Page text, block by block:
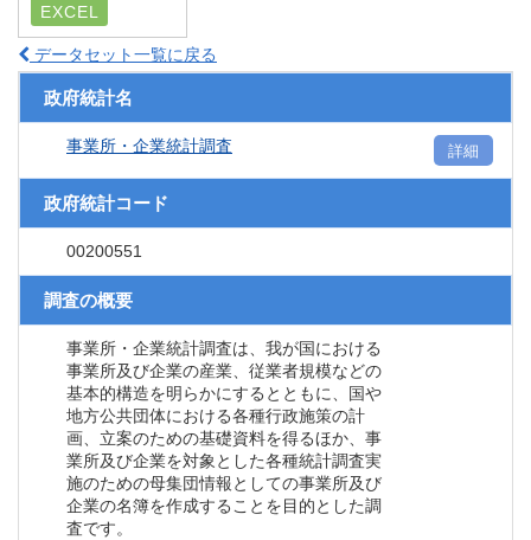
EXCEL
データセット一覧に戻る
政府統計名
事業所・企業統計調査 詳細
政府統計コード
00200551
調査の概要
事業所・企業統計調査は、我が国における
事業所及び企業の産業、従業者規模などの
基本的構造を明らかにするとともに、国や
地方公共団体における各種行政施策の計
画、立案のための基礎資料を得るほか、事
業所及び企業を対象とした各種統計調査実
施のための母集団情報としての事業所及び
企業の名簿を作成することを目的とした調
査です。